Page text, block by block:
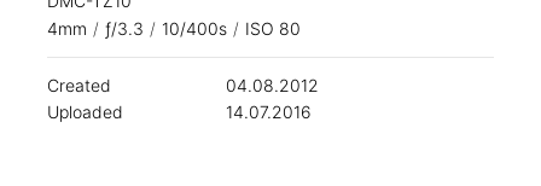
4mm / ƒ/3.3 / 10/400s / ISO 80
Created
04.08.2012
Uploaded
14.07.2016